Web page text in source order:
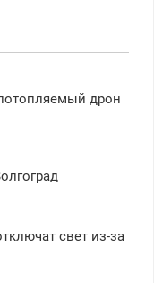
дрон
свет из-за